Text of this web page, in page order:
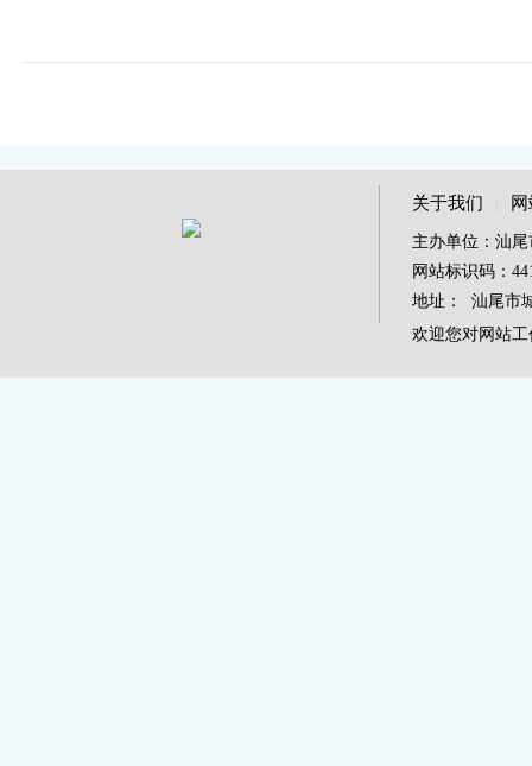
关于我们
主办单位：汕
网站标识码：
地址： 汕尾市
欢迎您对网站